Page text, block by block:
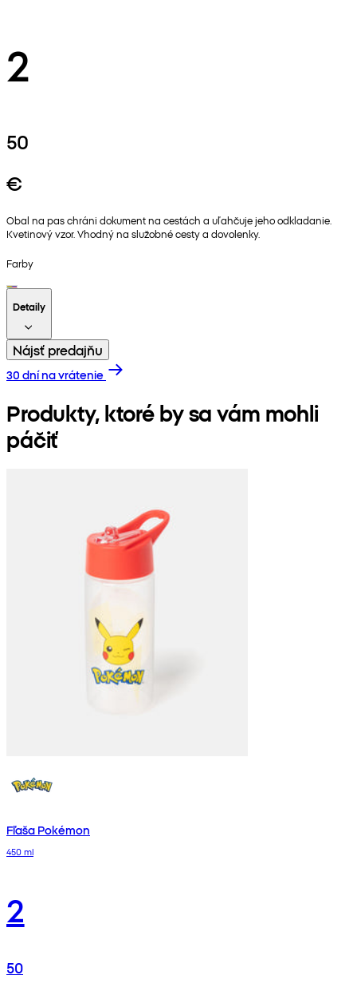
2
50
€
Obal na pas chráni dokument na cestách a uľahčuje jeho odkladanie.
Kvetinový vzor. Vhodný na služobné cesty a dovolenky.
Farby
Detaily
Nájsť predajňu
30 dní na vrátenie
Produkty, ktoré by sa vám mohli
páčiť
Fľaša Pokémon
450 ml
2
50